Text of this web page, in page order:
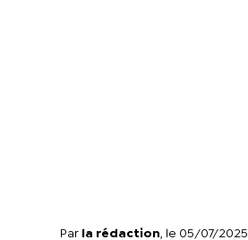
Par la rédaction , le 05/07/2025